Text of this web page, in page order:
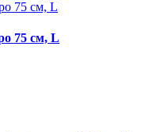
75 см, L